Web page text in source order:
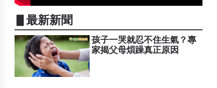
▋最新新聞
孩子一哭就忍不住生氣？專
家揭父母煩躁真正原因